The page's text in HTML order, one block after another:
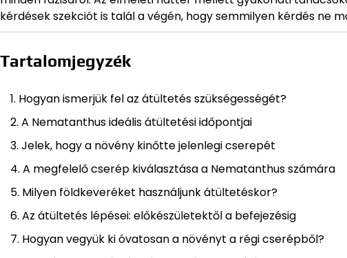
kérdések szekciót is talál a végén, hogy semmilyen kérdés ne
Tartalomjegyzék
Hogyan ismerjük fel az átültetés szükségességét?
A Nematanthus ideális átültetési időpontjai
Jelek, hogy a növény kinőtte jelenlegi cserepét
A megfelelő cserép kiválasztása a Nematanthus számára
Milyen földkeveréket használjunk átültetéskor?
Az átültetés lépései: előkészületektől a befejezésig
Hogyan vegyük ki óvatosan a növényt a régi cserépből?